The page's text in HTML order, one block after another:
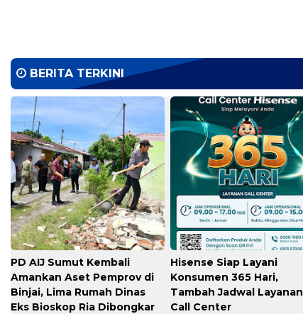
BERITA TERKINI
PD AIJ Sumut Kembali
Amankan Aset Pemprov di
Binjai, Lima Rumah Dinas
Eks Bioskop Ria Dibongkar
Hisense Siap Layani
Konsumen 365 Hari,
Tambah Jadwal Layanan
Call Center